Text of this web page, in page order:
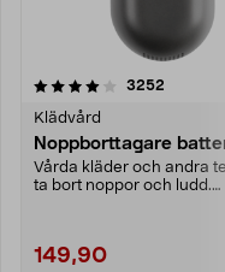
3252
Klädvård
Noppborttagare
Vårda kläder och andra
ta bort noppor och ludd.
149,90
4.5av 5 stjärnor